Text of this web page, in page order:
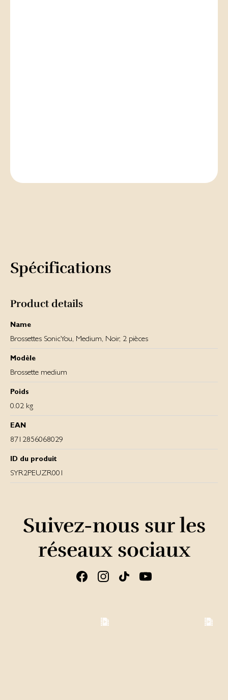
Spécifications
Product details
Name
Brossettes SonicYou, Medium, Noir, 2 pièces
Modèle
Brossette medium
Poids
0.02 kg
EAN
8712856068029
ID du produit
SYR2PEUZR001
Suivez-nous sur les
réseaux sociaux